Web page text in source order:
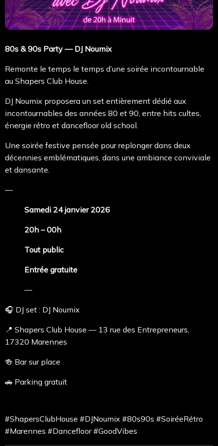
80s & 90s Party — DJ Noumix
Remonte le temps le temps d’une soirée incontournable
au Shapers Club House.
DJ Noumix proposera un set entièrement dédié aux
incontournables des années 80 et 90, entre hits cultes,
énergie rétro et dancefloor old school.
Une soirée festive pensée pour replonger dans deux
décennies emblématiques, dans une ambiance conviviale
et dansante.
—
Samedi 24 janvier 2026
20h – 00h
Tout public
Entrée gratuite
—
🎧 DJ set : DJ Noumix
📍 Shapers Club House — 13 rue des Entrepreneurs,
17320 Marennes
🍻 Bar sur place
🚗 Parking gratuit
#ShapersClubHouse #DJNoumix #80s90s #SoiréeRétro
#Marennes #Dancefloor #GoodVibes